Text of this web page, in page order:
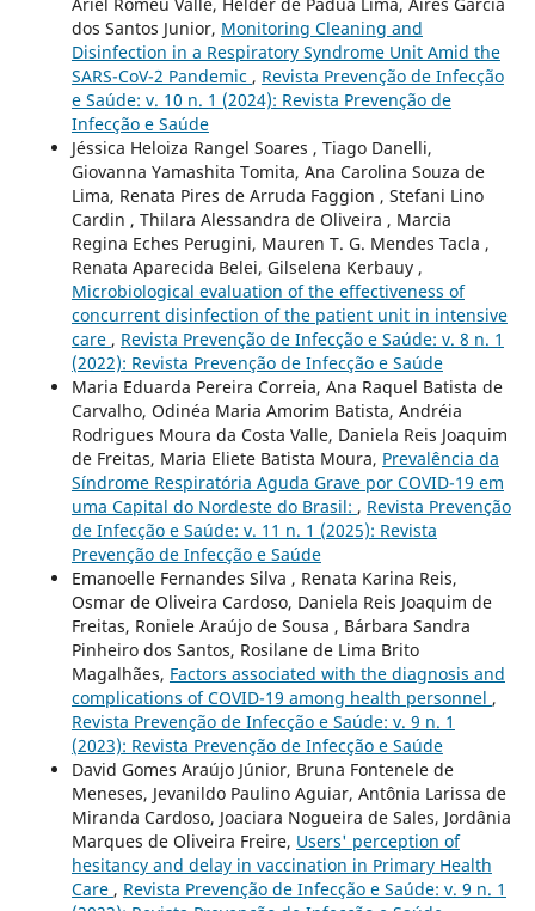
dos Santos Junior, Monitoring Cleaning and
Disinfection in a Respiratory Syndrome Unit Amid the
SARS-CoV-2 Pandemic , Revista Prevenção de Infecção
e Saúde: v. 10 n. 1 (2024): Revista Prevenção de
Infecção e Saúde
Jéssica Heloiza Rangel Soares , Tiago Danelli,
Giovanna Yamashita Tomita, Ana Carolina Souza de
Lima, Renata Pires de Arruda Faggion , Stefani Lino
Cardin , Thilara Alessandra de Oliveira , Marcia
Regina Eches Perugini, Mauren T. G. Mendes Tacla ,
Renata Aparecida Belei, Gilselena Kerbauy ,
Microbiological evaluation of the effectiveness of
concurrent disinfection of the patient unit in intensive
care , Revista Prevenção de Infecção e Saúde: v. 8 n. 1
(2022): Revista Prevenção de Infecção e Saúde
Maria Eduarda Pereira Correia, Ana Raquel Batista de
Carvalho, Odinéa Maria Amorim Batista, Andréia
Rodrigues Moura da Costa Valle, Daniela Reis Joaquim
de Freitas, Maria Eliete Batista Moura, Prevalência da
Síndrome Respiratória Aguda Grave por COVID-19 em
uma Capital do Nordeste do Brasil: , Revista Prevenção
de Infecção e Saúde: v. 11 n. 1 (2025): Revista
Prevenção de Infecção e Saúde
Emanoelle Fernandes Silva , Renata Karina Reis,
Osmar de Oliveira Cardoso, Daniela Reis Joaquim de
Freitas, Roniele Araújo de Sousa , Bárbara Sandra
Pinheiro dos Santos, Rosilane de Lima Brito
Magalhães, Factors associated with the diagnosis and
complications of COVID-19 among health personnel ,
Revista Prevenção de Infecção e Saúde: v. 9 n. 1
(2023): Revista Prevenção de Infecção e Saúde
David Gomes Araújo Júnior, Bruna Fontenele de
Meneses, Jevanildo Paulino Aguiar, Antônia Larissa de
Miranda Cardoso, Joaciara Nogueira de Sales, Jordânia
Marques de Oliveira Freire, Users' perception of
hesitancy and delay in vaccination in Primary Health
Care , Revista Prevenção de Infecção e Saúde: v. 9 n. 1